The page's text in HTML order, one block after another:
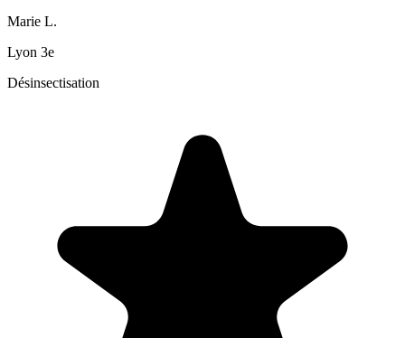
Marie L.
Lyon 3e
Désinsectisation